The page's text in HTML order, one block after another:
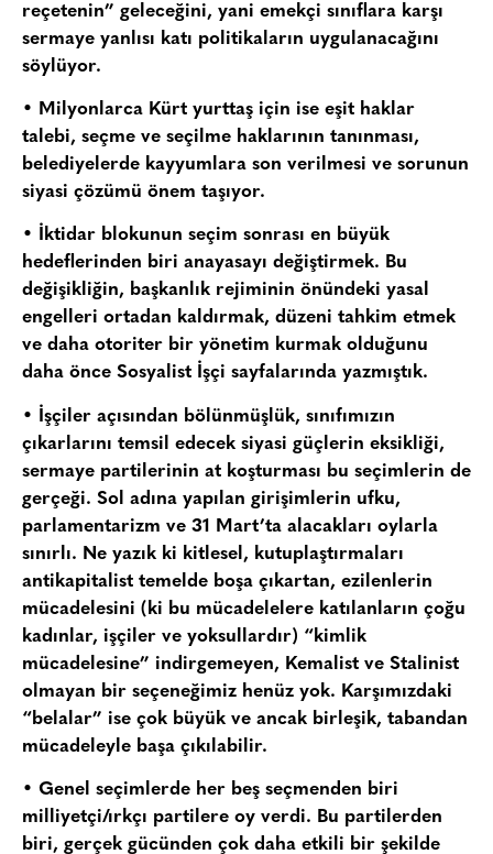
reçetenin” geleceğini, yani emekçi sınıflara karşı
sermaye yanlısı katı politikaların uygulanacağını
söylüyor.
• Milyonlarca Kürt yurttaş için ise eşit haklar
talebi, seçme ve seçilme haklarının tanınması,
belediyelerde kayyumlara son verilmesi ve sorunun
siyasi çözümü önem taşıyor.
• İktidar blokunun seçim sonrası en büyük
hedeflerinden biri anayasayı değiştirmek. Bu
değişikliğin, başkanlık rejiminin önündeki yasal
engelleri ortadan kaldırmak, düzeni tahkim etmek
ve daha otoriter bir yönetim kurmak olduğunu
daha önce Sosyalist İşçi sayfalarında yazmıştık.
• İşçiler açısından bölünmüşlük, sınıfımızın
çıkarlarını temsil edecek siyasi güçlerin eksikliği,
sermaye partilerinin at koşturması bu seçimlerin de
gerçeği. Sol adına yapılan girişimlerin ufku,
parlamentarizm ve 31 Mart’ta alacakları oylarla
sınırlı. Ne yazık ki kitlesel, kutuplaştırmaları
antikapitalist temelde boşa çıkartan, ezilenlerin
mücadelesini (ki bu mücadelelere katılanların çoğu
kadınlar, işçiler ve yoksullardır) “kimlik
mücadelesine” indirgemeyen, Kemalist ve Stalinist
olmayan bir seçeneğimiz henüz yok. Karşımızdaki
“belalar” ise çok büyük ve ancak birleşik, tabandan
mücadeleyle başa çıkılabilir.
• Genel seçimlerde her beş seçmenden biri
milliyetçi/ırkçı partilere oy verdi. Bu partilerden
biri, gerçek gücünden çok daha etkili bir şekilde